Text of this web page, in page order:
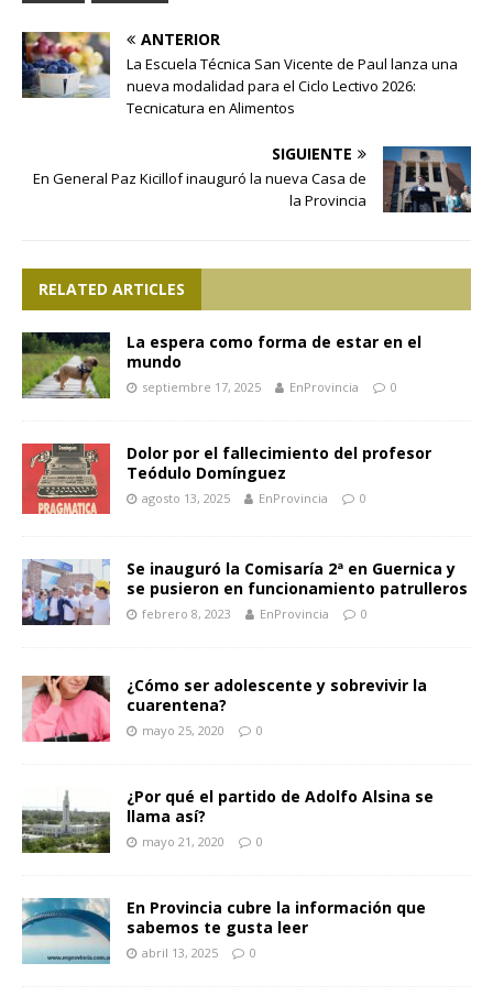
ANTERIOR
La Escuela Técnica San Vicente de Paul lanza una
nueva modalidad para el Ciclo Lectivo 2026:
Tecnicatura en Alimentos
SIGUIENTE
En General Paz Kicillof inauguró la nueva Casa de
la Provincia
RELATED ARTICLES
La espera como forma de estar en el
mundo
septiembre 17, 2025 EnProvincia 0
Dolor por el fallecimiento del profesor
Teódulo Domínguez
agosto 13, 2025 EnProvincia 0
Se inauguró la Comisaría 2ª en Guernica y
se pusieron en funcionamiento patrulleros
febrero 8, 2023 EnProvincia 0
¿Cómo ser adolescente y sobrevivir la
cuarentena?
mayo 25, 2020 0
¿Por qué el partido de Adolfo Alsina se
llama así?
mayo 21, 2020 0
En Provincia cubre la información que
sabemos te gusta leer
abril 13, 2025 0